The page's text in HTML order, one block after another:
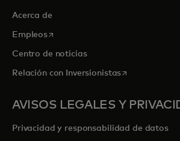
Acerca de
Empleosse abre en una pestaña nueva
Centro de noticias
Relación con Inversionistasse abre en
AVISOS LEGALES Y
Privacidad y responsabilidad de datos